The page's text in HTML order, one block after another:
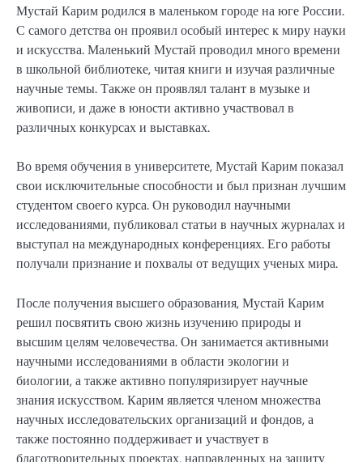
Мустай Карим родился в маленьком городе на юге России.
С самого детства он проявил особый интерес к миру науки
и искусства. Маленький Мустай проводил много времени
в школьной библиотеке, читая книги и изучая различные
научные темы. Также он проявлял талант в музыке и
живописи, и даже в юности активно участвовал в
различных конкурсах и выставках.
Во время обучения в университете, Мустай Карим показал
свои исключительные способности и был признан лучшим
студентом своего курса. Он руководил научными
исследованиями, публиковал статьи в научных журналах и
выступал на международных конференциях. Его работы
получали признание и похвалы от ведущих ученых мира.
После получения высшего образования, Мустай Карим
решил посвятить свою жизнь изучению природы и
высшим целям человечества. Он занимается активными
научными исследованиями в области экологии и
биологии, а также активно популяризирует научные
знания искусством. Карим является членом множества
научных исследовательских организаций и фондов, а
также постоянно поддерживает и участвует в
благотворительных проектах, направленных на защиту